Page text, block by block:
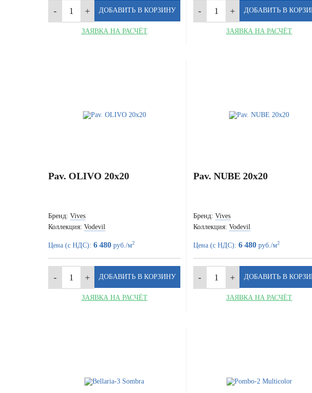
ЗАЯВКА НА РАСЧЁТ ЗАЯВКА НА РАСЧЁТ
Pav. OLIVO 20x20
Бренд: Vives
Коллекция: Vodevil
Цена (с НДС): 6 480 руб./м2
ЗАЯВКА НА РАСЧЁТ
Pav. NUBE 20x20
Бренд: Vives
Коллекция: Vodevil
Цена (с НДС): 6 480руб./м2
ЗАЯВКА НА РАСЧЁТ